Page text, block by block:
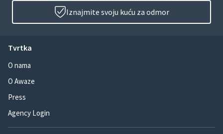
Iznajmite svoju kuću za odmor
Tvrtka
O nama
O Awaze
Press
Agency Login